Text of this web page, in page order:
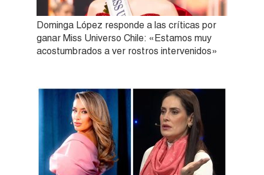
Dominga López responde a las críticas por
ganar Miss Universo Chile: «Estamos muy
acostumbrados a ver rostros intervenidos»